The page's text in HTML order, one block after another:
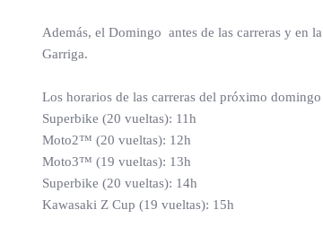
Además, el Domingo antes de las carreras y en
Garriga.
Los horarios de las carreras del próximo
Superbike (20 vueltas): 11h
Moto2™ (20 vueltas): 12h
Moto3™ (19 vueltas): 13h
Superbike (20 vueltas): 14h
Kawasaki Z Cup (19 vueltas): 15h